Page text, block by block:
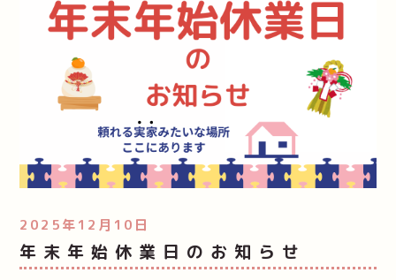
2025年12月10日
年末年始休業日のお知らせ